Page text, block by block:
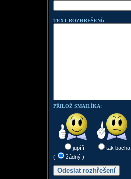
TEXT ROZHŘEŠENÍ:
PŘILOŽ SMAILÍKA:
jupííí tak bacha
(
žádný )